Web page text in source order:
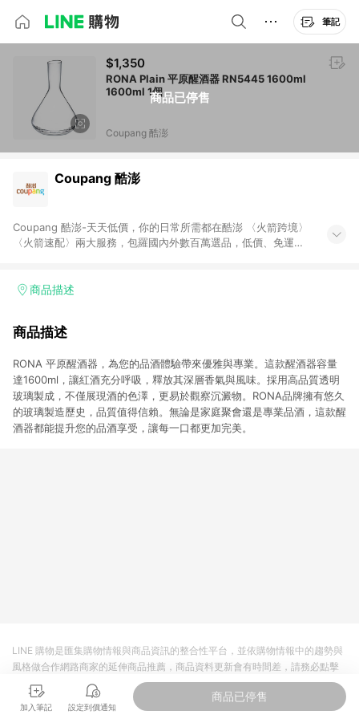
筆記
商品已停售
$1,350
RONA Plain 平原醒酒器 RN5445 1600ml
1600ml 1個
Coupang 酷澎
Coupang 酷澎
Coupang 酷澎-天天低價，你的日常所需都在酷澎 〈火箭跨境〉
〈火箭速配〉兩大服務，包羅國內外數百萬選品，低價、免運，
加入WOW會員告別湊免運，火箭速配、火箭跨境優質選品不限金
商品描述
商品描述
RONA 平原醒酒器，為您的品酒體驗帶來優雅與專業。這款醒酒器容量
達1600ml，讓紅酒充分呼吸，釋放其深層香氣與風味。採用高品質透明
玻璃製成，不僅展現酒的色澤，更易於觀察沉澱物。RONA品牌擁有悠久
的玻璃製造歷史，品質值得信賴。無論是家庭聚會還是專業品酒，這款醒
酒器都能提升您的品酒享受，讓每一口都更加完美。
加入筆記 設定到價通知
商品已停售
LINE 購物是匯集購物情報與商品資訊的整合性平台，並依購物情報中的趨勢與
風格做合作網路商家的延伸商品推薦，商品資料更新會有時間差，請務必點擊
商品至各合作網路商家，確認現售價與購物條件，一切資訊以合作廠商網頁為
準。